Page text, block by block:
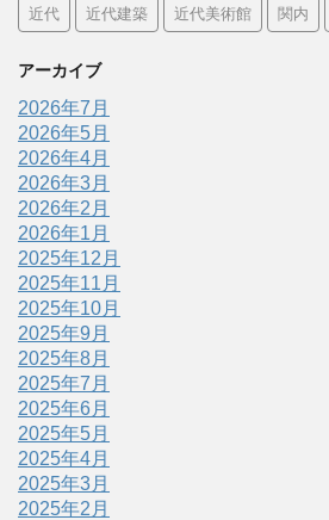
近代 近代建築 近代美術館 関内
アーカイブ
2026年7月
2026年5月
2026年4月
2026年3月
2026年2月
2026年1月
2025年12月
2025年11月
2025年10月
2025年9月
2025年8月
2025年7月
2025年6月
2025年5月
2025年4月
2025年3月
2025年2月